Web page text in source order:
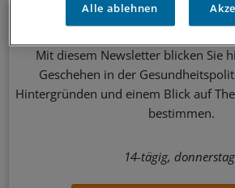
Politik & Debatte
Mit diesem Newsletter blicken Sie
Geschehen in der
Hintergründen und einem Blick auf
bestimmen.
14-tägig,
Alle ablehnen